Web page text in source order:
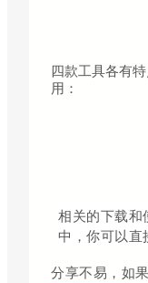
四款工具各有
用：
相关的下载和
中，你可以直
分享不易，如